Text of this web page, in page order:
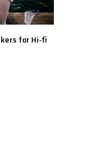
for Hi-fi